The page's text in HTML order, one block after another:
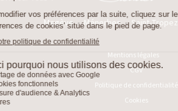
Megève•Ménerbes•Saint-Tropez
Mentions légales
CGV
Politique de confidentialité
Cookies